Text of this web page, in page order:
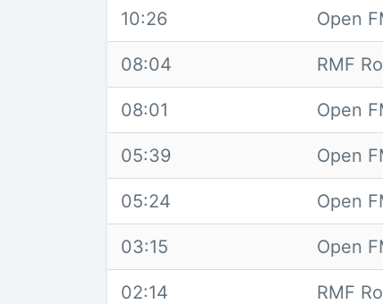
10:26 Open
08:04 RMF
08:01 Open
05:39 Open
05:24 Open
03:15 Open
02:14 RMF